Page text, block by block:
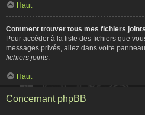
Haut
Comment trouver tous mes fichiers
Pour accéder à la liste des fichiers que
messages privés, allez dans votre
fichiers joints
Haut
Concernant phpBB